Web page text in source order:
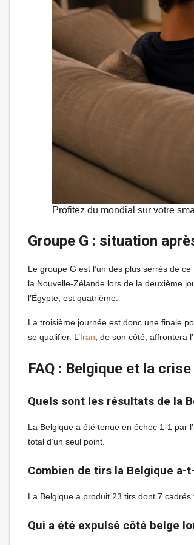
Profitez du mondial sur votre
Groupe G : situation
Le groupe G est l’un des plus serrés de
la Nouvelle-Zélande lors de la deuxième
l’Égypte, est quatrième.
La troisième journée est donc une finale
se qualifier. L’Iran, de son côté, affrontera
FAQ : Belgique et la
Quels sont les résultats de la
La Belgique a été tenue en échec 1-1 par
total d’un seul point.
Combien de tirs la Belgique a-
La Belgique a produit 23 tirs dont 7
Qui a été expulsé côté belge